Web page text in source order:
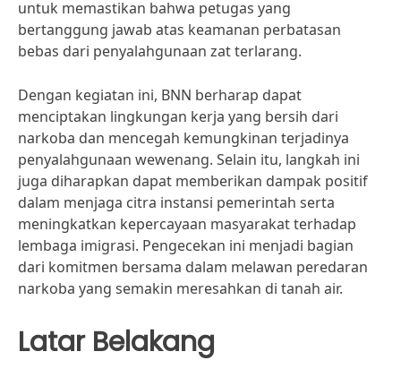
untuk memastikan bahwa petugas yang
bertanggung jawab atas keamanan perbatasan
bebas dari penyalahgunaan zat terlarang.
Dengan kegiatan ini, BNN berharap dapat
menciptakan lingkungan kerja yang bersih dari
narkoba dan mencegah kemungkinan terjadinya
penyalahgunaan wewenang. Selain itu, langkah ini
juga diharapkan dapat memberikan dampak positif
dalam menjaga citra instansi pemerintah serta
meningkatkan kepercayaan masyarakat terhadap
lembaga imigrasi. Pengecekan ini menjadi bagian
dari komitmen bersama dalam melawan peredaran
narkoba yang semakin meresahkan di tanah air.
Latar Belakang